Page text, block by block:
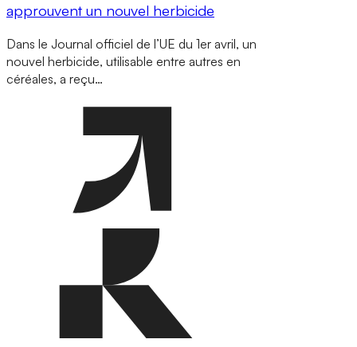
approuvent un nouvel herbicide
Dans le Journal officiel de l’UE du 1er avril, un
nouvel herbicide, utilisable entre autres en
céréales, a reçu…